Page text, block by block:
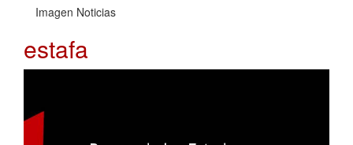
Imagen Noticias
estafa